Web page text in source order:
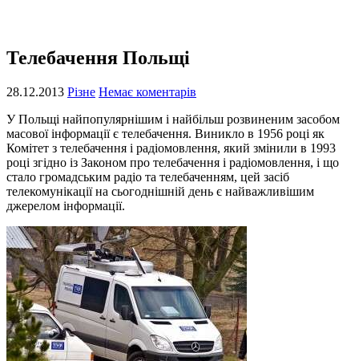
Телебачення Польщі
28.12.2013 Різне Немає коментарів
У Польщі найпопулярнішим і найбільш розвиненим засобом
масової інформації є телебачення. Виникло в 1956 році як
Комітет з телебачення і радіомовлення, який змінили в 1993
році згідно із Законом про телебачення і радіомовлення, і що
стало громадським радіо та телебаченням, цей засіб
телекомунікації на сьогоднішній день є найважливішим
джерелом інформації.